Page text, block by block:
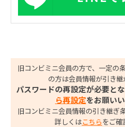
旧コンビミニ会員の方で、一定の
の方は会員情報が引き継
パスワードの再設定が必要とな
ら再設定をお願いい
旧コンビミニ会員情報の引き継ぎ
詳しくはこちら をご確